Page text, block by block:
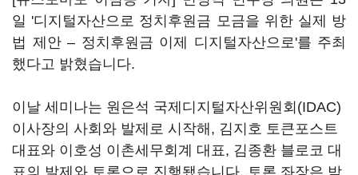
일 '디지털자산으로 정치후원금 모금을 위한 실제 방
법 제안 – 정치후원금 이제 디지털자산으로'를 주최
했다고 밝혔습니다.
이날 세미나는 원은석 국제디지털자산위원회(IDAC)
이사장의 사회와 발제로 시작해, 김지호 토큰포스트
대표와 이호성 이촌세무회계 대표, 김종환 블로코 대
표의 발제와 토론으로 진행됐습니다. 토론 좌장은 박